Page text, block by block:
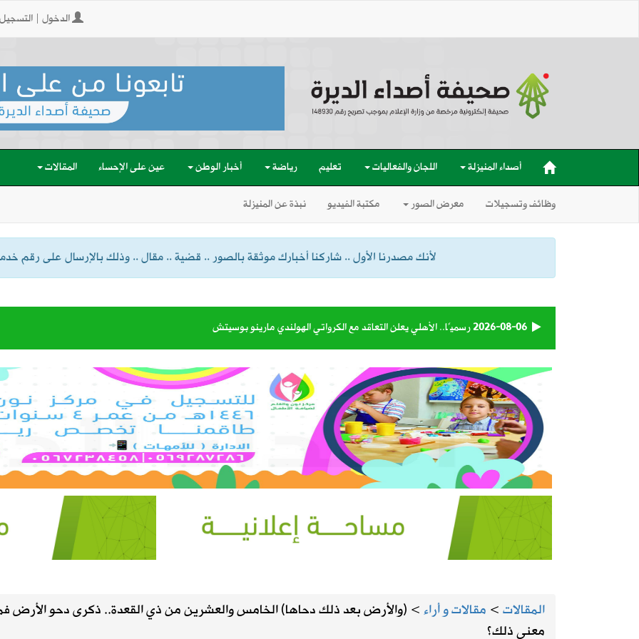
الدخول |
أصداء المنيزلة اللجان والفعاليات تعليم رياضة أخبار الوطن عين على الإحساء المقالات
وظائف وتسجيلات معرض الصور مكتبة الفيديو نبذة عن المنيزلة
لأنك مصدرنا الأول .. شاركنا أخبارك موثقة بالصور .. قضية .. مقال .. وذلك بالإرسال على رقم خدمة
2026-08-06رسميًا.. الأهلي يعلن التعاقد مع الكرواتي الهولندي مارينو بوسيتش
2026-08-06وزارة الدفاع تعيّن اللواء البحري الركن عبدالله الشهري قائدًا للتحالف البحري الدفاعي متعدد الجنسيات
2026-08-06تبوك تتصدر إنتاج العنب في المملكة بنسبة 40%
2026-08-06 حكام دوري روشن يواصلون برنامجهم الإعدادي في معسكر إسبانيا
2026-08-06استاد أرامكو يقترب من لحظة الافتتاح.. سبتمبر يحسم الجاهزية ونوفمبر موعد الانطلاق
2026-08-06 أمانة الأحساء تنجز تطوير الطريق الرابط بين العقير والطرف لتعزيز السلامة المرورية وكفاءة طرق الواحة
2026-08-05
المقالات> مقالات و أراء> (والأرض بعد ذلك دحاها) الخامس والعشرين من ذي القعدة.. ذكرى دحو الأرض
معنى ذلك؟